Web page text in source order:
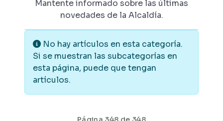
Mantente informado sobre las últimas
novedades de la Alcaldía.
Información
No hay artículos en esta categoría.
Si se muestran las subcategorías en
esta página, puede que tengan
artículos.